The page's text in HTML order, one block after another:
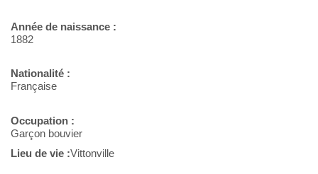
Année de naissance :
1882
Nationalité :
Française
Occupation :
Garçon bouvier
Lieu de vie :Vittonville